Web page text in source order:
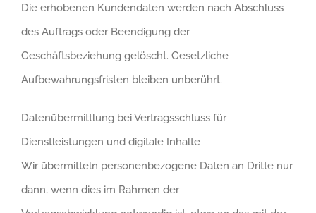
Die erhobenen Kundendaten werden nach Abschluss
des Auftrags oder Beendigung der
Geschäftsbeziehung gelöscht. Gesetzliche
Aufbewahrungsfristen bleiben unberührt.
Datenübermittlung bei Vertragsschluss für
Dienstleistungen und digitale Inhalte
Wir übermitteln personenbezogene Daten an Dritte nur
dann, wenn dies im Rahmen der